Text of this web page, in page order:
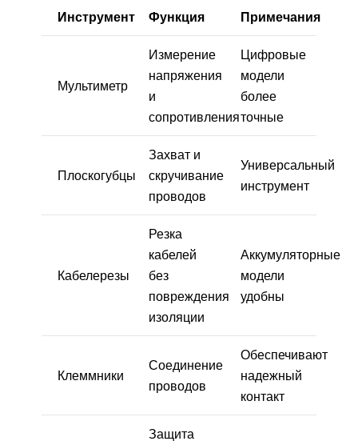
Инструмент Функция Примечания
Мультиметр
Измерение
напряжения
и
сопротивления
Цифровые
модели
более
точные
Плоскогубцы
Захват и
скручивание
проводов
Универсальный
инструмент
Кабелерезы
Резка
кабелей
без
повреждения
изоляции
Аккумуляторные
модели
удобны
Клеммники
Соединение
проводов
Обеспечивают
надежный
контакт
Защита